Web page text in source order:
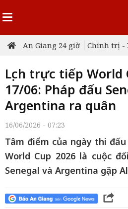
An Giang 24 giờ Chính trị -
Lịch trực tiếp World
17/06: Pháp đấu
Argentina ra quân
16/06/2026 - 07:23
Tâm điểm của ngày thi
World Cup 2026 là cuộc
Senegal và Argentina gặp